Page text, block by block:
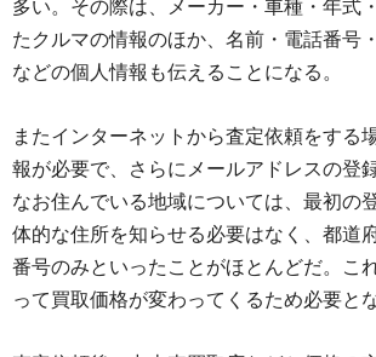
多い。その際は、メーカー・車種・年式
たクルマの情報のほか、名前・電話番号
などの個人情報も伝えることになる。
またインターネットから査定依頼をする
報が必要で、さらにメールアドレスの登
なお住んでいる地域については、最初の
体的な住所を知らせる必要はなく、都道
番号のみといったことがほとんどだ。こ
って買取価格が変わってくるため必要とな